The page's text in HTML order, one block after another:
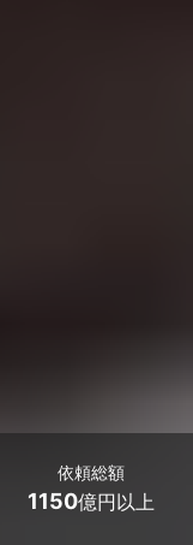
依頼総額
1150億円以上